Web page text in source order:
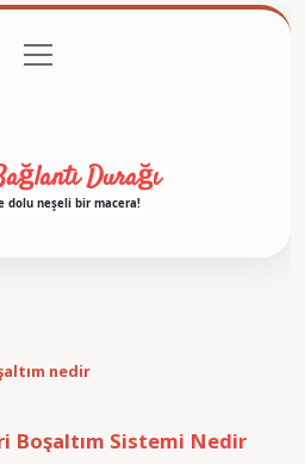
Politikası
menüyü
aç
Durağı
dolu neşeli bir macera!
nedir
Boşaltım Sistemi Nedir